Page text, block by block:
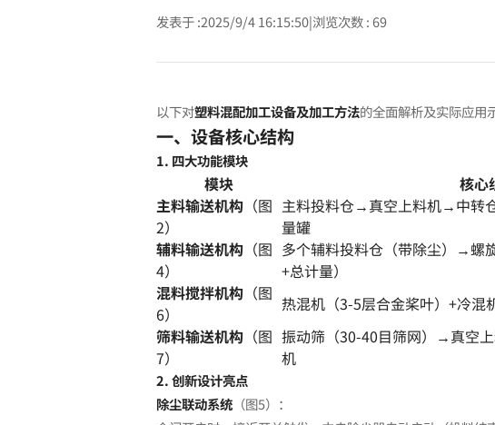
发表于 :2025/9/4 16:15:50|浏览次数 : 69
以下对塑料混配加工设备及加工方法的全面解析及实际应用
一、设备核心结构
1. 四大功能模块
模块 核心
主料输送机构 （图
2）
主料投料仓→真空上料机→中
量罐
辅料输送机构 （图
4）
多个辅料投料仓（带除尘）→螺
+总计量）
混料搅拌机构 （图
6）
热混机（3-5层合金桨叶）+冷混
筛料输送机构 （图
7）
振动筛（30-40目筛网）→真空
机
2. 创新设计亮点
除尘联动系统 （图5）：